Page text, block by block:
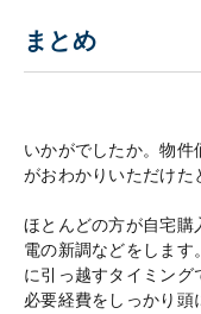
まとめ
いかがでしたか。物件
がおわかりいただけた
ほとんどの方が自宅購
電の新調などをしま
に引っ越すタイミング
必要経費をしっかり頭